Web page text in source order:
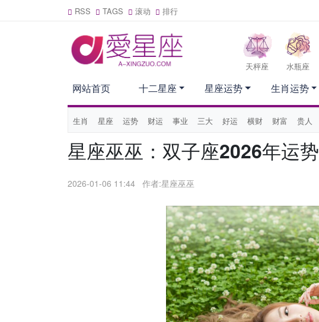
RSS TAGS 滚动 排行
天枰座 水瓶座
网站首页
生肖 星座 运势 财运 事业 三大 好运 横财 财富 贵人
十二星座 星座运势 生肖运势
星座巫巫：双子座2026年运势
2026-01-06 11:44 作者:星座巫巫